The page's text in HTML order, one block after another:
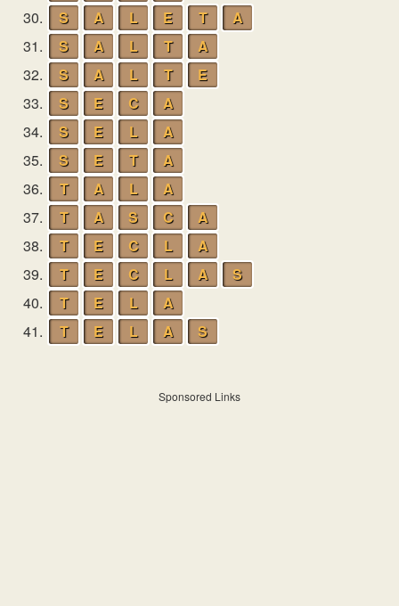
30.
S A L E T
A
31.
S A L T
A
32.
S A L T
E
33.
S E C
A
34.
S E L
A
35.
S E T
A
36.
T A L
A
37.
T A S C
A
38.
T E C L
A
39.
T E C L A
S
40.
T E L
A
41.
T E L A S
Sponsored Links